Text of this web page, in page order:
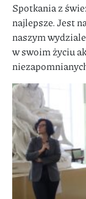
Spotkania z
najlepsze. Jest
naszym
w swoim życiu